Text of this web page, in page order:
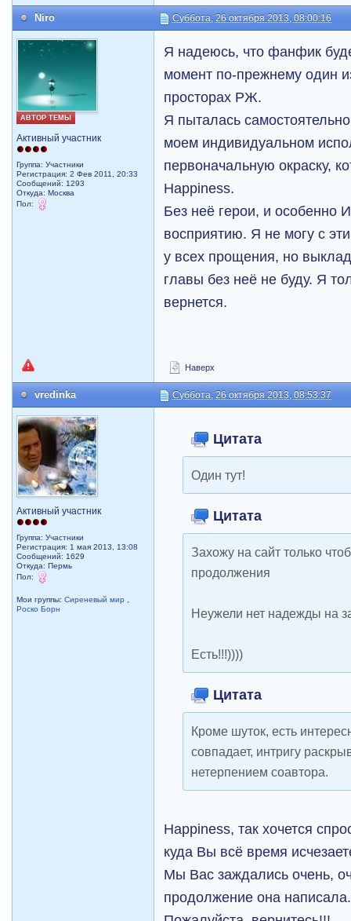
Niro Суббота, 26 октября 2013, 08:00:16
АВТОР ТЕМЫ
Активный участник
Группа: Участники
Регистрация: 2 Фев 2011, 20:33
Сообщений: 1293
Откуда: Москва
Пол:
Я надеюсь, что фанфик
момент по-прежнему один
просторах РЖ.
Я пыталась
моем индивидуальном
первоначальную окраску,
Happiness.
Без неё герои, и особенно
восприятию. Я не могу с
у всех прощения, но
главы без неё не буду. Я
вернется.
Наверх
vredinka Суббота, 26 октября 2013, 08:53:37
Активный участник
Группа: Участники
Регистрация: 1 мая 2013, 13:08
Сообщений: 1629
Откуда: Пермь
Пол:
Мои группы:Сиреневый мир
Роско Борн
Цитата
Один тут!
Цитата
Захожу на сайт только
продолжения
Неужели нет надежды на
Есть!!!))))
Цитата
Кроме шуток, есть
совпадает, интригу
нетерпением соавтора.
Happiness, так хочется
куда Вы всё время
Мы Вас заждались очень,
продолжение она